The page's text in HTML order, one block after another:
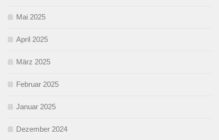
Mai 2025
April 2025
März 2025
Februar 2025
Januar 2025
Dezember 2024